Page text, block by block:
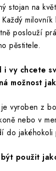
stojan na
poslouží
pěstitele.
i vy chcete
možnost
vyroben z
nebo v
do jakéhokoli
použit